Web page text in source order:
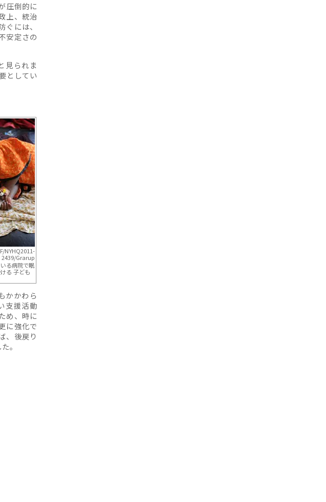
圧倒的に
上、統治
には、
安定さの
見られま
としてい
NYHQ2011-
2439/Grarup
る病院で眠
る 子ども
かかわら
支援活動
め、時に
に強化で
、後戻り
。